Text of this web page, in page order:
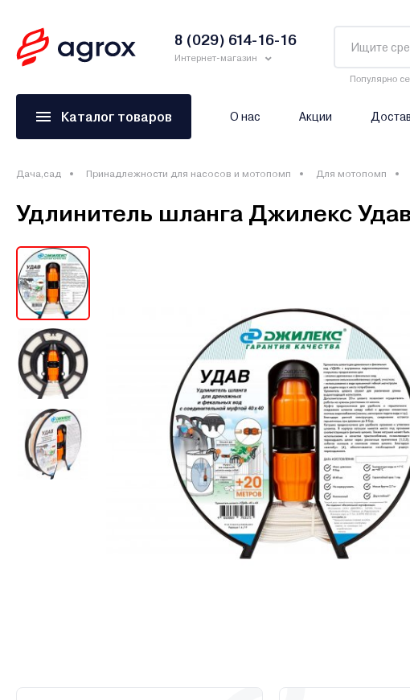
8 (029) 614-16-16
Интернет-магазин
Популярно
Каталог товаров О нас Акции
Дача,сад Принадлежности для насосов и мотопомп Для мотопомп
Удлинитель шланга Джилекс